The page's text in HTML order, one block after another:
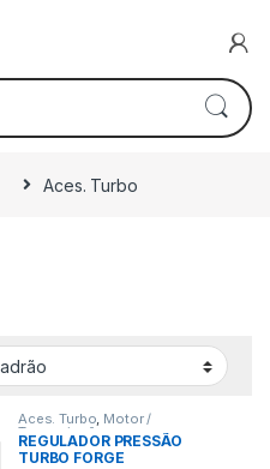
Aces. Turbo
Aces. Turbo, Motor /
Transmissão
REGULADOR PRESSÃO
TURBO FORGE